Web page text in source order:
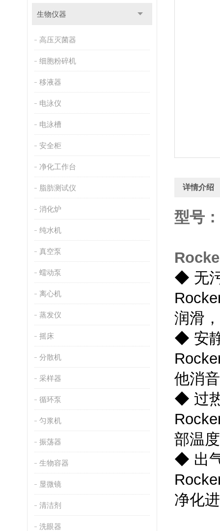
生物仪器
高压灭菌器
细胞粉碎机
移液器
电泳仪
电泳槽
安全柜
净化工作台
脂肪测试仪
消化炉
纯水机
真空泵
蠕动泵
离心机
蒸发仪
摇床
分散机
采样器
循环泵
匀浆机
振荡器
生物容器
显微镜
清洁剂
洗眼器
详情介绍
型号：
◆ 无
润滑
◆ 安
他消
◆ 过
部温
◆ 出
净化